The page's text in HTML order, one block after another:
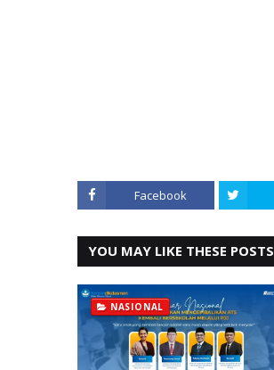
Facebook
YOU MAY LIKE THESE POSTS
NASIONAL